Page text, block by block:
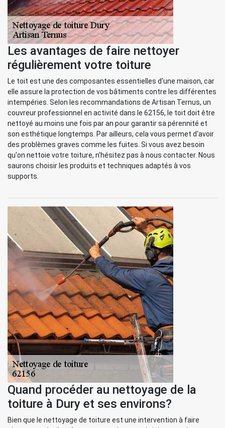
Les avantages de faire nettoyer
régulièrement votre toiture
Le toit est une des composantes essentielles d'une maison, car
elle assure la protection de vos bâtiments contre les différentes
intempéries. Selon les recommandations de Artisan Ternus, un
couvreur professionnel en activité dans le 62156, le toit doit être
nettoyé au moins une fois par an pour garantir sa pérennité et
son esthétique longtemps. Par ailleurs, cela vous permet d'avoir
des problèmes graves comme les fuites. Si vous avez besoin
qu'on nettoie votre toiture, n'hésitez pas à nous contacter. Nous
saurons choisir les produits et techniques adaptés à vos
supports.
Quand procéder au nettoyage de la
toiture à Dury et ses environs?
Bien que le nettoyage de toiture est une intervention à faire